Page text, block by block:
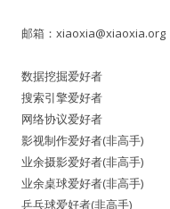
邮箱： xiaoxia@xiaoxia.org
数据挖掘爱好者
搜索引擎爱好者
网络协议爱好者
影视制作爱好者(非高手)
业余摄影爱好者(非高手)
业余桌球爱好者(非高手)
乒乓球爱好者(非高手)